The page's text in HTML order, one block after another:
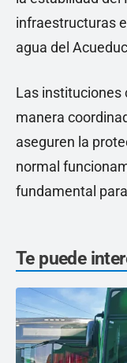
infraestructuras
agua del
Las instituciones
manera
aseguren la
normal
fundamental
Te puede